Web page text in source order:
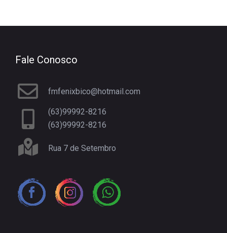
Fale Conosco
fmfenixbico@hotmail.com
(63)99992-8216
(63)99992-8216
Rua 7 de Setembro